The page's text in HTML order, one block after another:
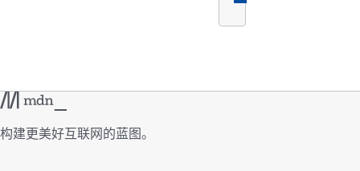
构建更美好互联网的蓝图。